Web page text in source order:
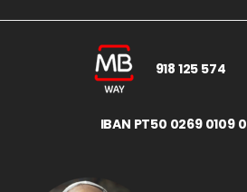
918 125 574
IBAN PT50 0269 0109